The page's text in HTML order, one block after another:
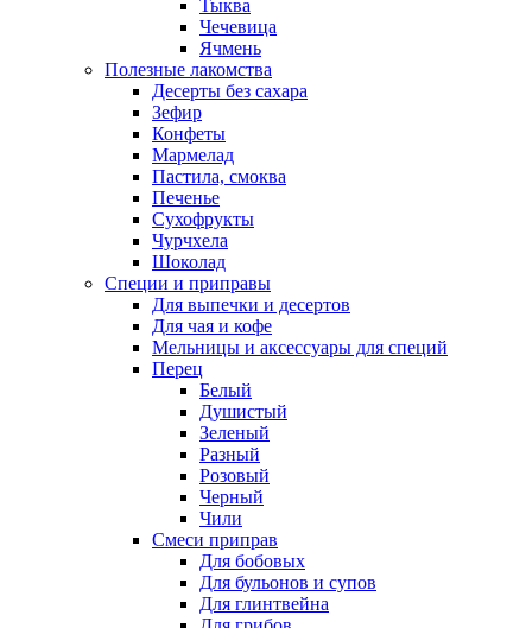
Тыква
Чечевица
Ячмень
Полезные лакомства
Десерты без сахара
Зефир
Конфеты
Мармелад
Пастила, смоква
Печенье
Сухофрукты
Чурчхела
Шоколад
Специи и приправы
Для выпечки и десертов
Для чая и кофе
Мельницы и аксессуары для специй
Перец
Белый
Душистый
Зеленый
Разный
Розовый
Черный
Чили
Смеси приправ
Для бобовых
Для бульонов и супов
Для глинтвейна